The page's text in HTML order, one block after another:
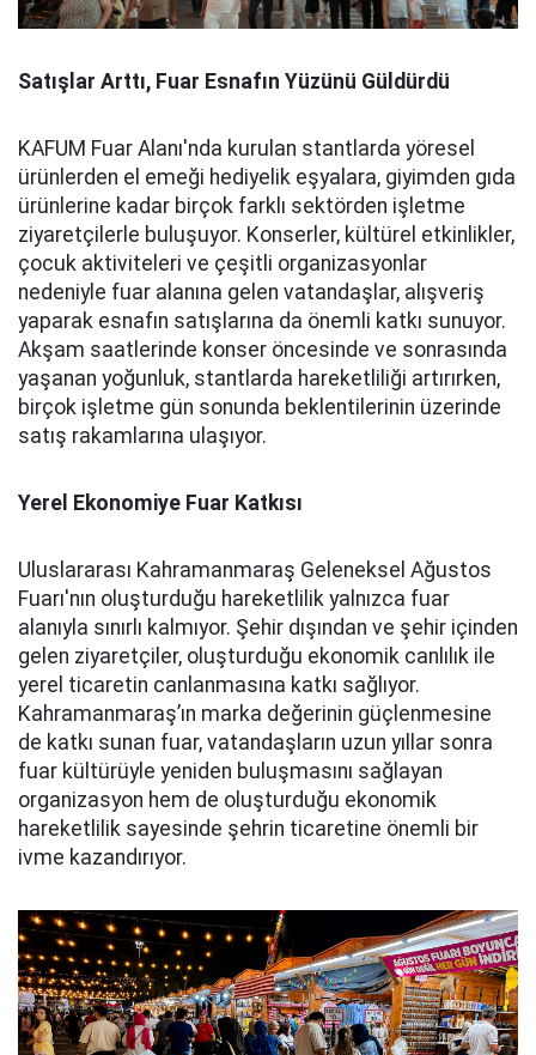
Satışlar Arttı, Fuar Esnafın Yüzünü Güldürdü
KAFUM Fuar Alanı'nda kurulan stantlarda yöresel
ürünlerden el emeği hediyelik eşyalara, giyimden gıda
ürünlerine kadar birçok farklı sektörden işletme
ziyaretçilerle buluşuyor. Konserler, kültürel etkinlikler,
çocuk aktiviteleri ve çeşitli organizasyonlar
nedeniyle fuar alanına gelen vatandaşlar, alışveriş
yaparak esnafın satışlarına da önemli katkı sunuyor.
Akşam saatlerinde konser öncesinde ve sonrasında
yaşanan yoğunluk, stantlarda hareketliliği artırırken,
birçok işletme gün sonunda beklentilerinin üzerinde
satış rakamlarına ulaşıyor.
Yerel Ekonomiye Fuar Katkısı
Uluslararası Kahramanmaraş Geleneksel Ağustos
Fuarı'nın oluşturduğu hareketlilik yalnızca fuar
alanıyla sınırlı kalmıyor. Şehir dışından ve şehir içinden
gelen ziyaretçiler, oluşturduğu ekonomik canlılık ile
yerel ticaretin canlanmasına katkı sağlıyor.
Kahramanmaraş’ın marka değerinin güçlenmesine
de katkı sunan fuar, vatandaşların uzun yıllar sonra
fuar kültürüyle yeniden buluşmasını sağlayan
organizasyon hem de oluşturduğu ekonomik
hareketlilik sayesinde şehrin ticaretine önemli bir
ivme kazandırıyor.